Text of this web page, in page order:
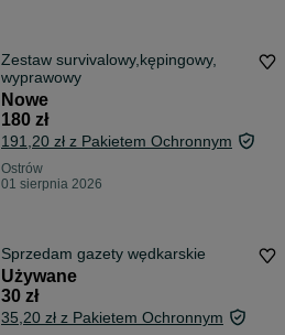
Zestaw survivalowy,kępingowy,
wyprawowy
Nowe
180 zł
191,20 zł z Pakietem Ochronnym
Ostrów
01 sierpnia 2026
Sprzedam gazety wędkarskie
Używane
30 zł
35,20 zł z Pakietem Ochronnym